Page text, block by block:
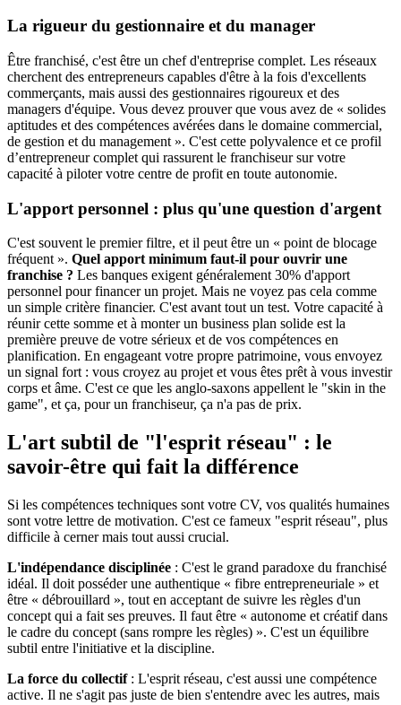
La rigueur du gestionnaire et du manager
Être franchisé, c'est être un chef d'entreprise complet. Les réseaux
cherchent des entrepreneurs capables d'être à la fois d'excellents
commerçants, mais aussi des gestionnaires rigoureux et des
managers d'équipe. Vous devez prouver que vous avez de « solides
aptitudes et des compétences avérées dans le domaine commercial,
de gestion et du management ». C'est cette polyvalence et ce profil
d’entrepreneur complet qui rassurent le franchiseur sur votre
capacité à piloter votre centre de profit en toute autonomie.
L'apport personnel : plus qu'une question d'argent
C'est souvent le premier filtre, et il peut être un « point de blocage
fréquent ». Quel apport minimum faut-il pour ouvrir une
franchise ? Les banques exigent généralement 30% d'apport
personnel pour financer un projet. Mais ne voyez pas cela comme
un simple critère financier. C'est avant tout un test. Votre capacité à
réunir cette somme et à monter un business plan solide est la
première preuve de votre sérieux et de vos compétences en
planification. En engageant votre propre patrimoine, vous envoyez
un signal fort : vous croyez au projet et vous êtes prêt à vous investir
corps et âme. C'est ce que les anglo-saxons appellent le "skin in the
game", et ça, pour un franchiseur, ça n'a pas de prix.
L'art subtil de "l'esprit réseau" : le
savoir-être qui fait la différence
Si les compétences techniques sont votre CV, vos qualités humaines
sont votre lettre de motivation. C'est ce fameux "esprit réseau", plus
difficile à cerner mais tout aussi crucial.
L'indépendance disciplinée : C'est le grand paradoxe du franchisé
idéal. Il doit posséder une authentique « fibre entrepreneuriale » et
être « débrouillard », tout en acceptant de suivre les règles d'un
concept qui a fait ses preuves. Il faut être « autonome et créatif dans
le cadre du concept (sans rompre les règles) ». C'est un équilibre
subtil entre l'initiative et la discipline.
La force du collectif: L'esprit réseau, c'est aussi une compétence
active. Il ne s'agit pas juste de bien s'entendre avec les autres, mais